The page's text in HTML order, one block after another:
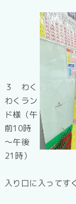
３ わく
わくラン
ド様（午
前10時
～午後
21時）
入り口に入ってす